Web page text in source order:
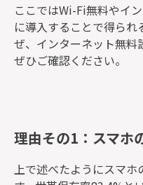
ここではWi-Fi無料やイ
に導入することで得ら
ぜ、インターネット無料
ぜひご確認ください。
理由その1：スマホ
上で述べたようにスマホ